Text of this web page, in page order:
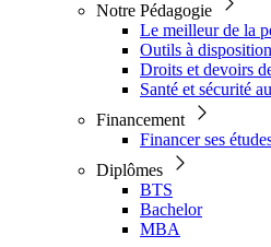
Notre Pédagogie
Le meilleur de la
Outils à disposition
Droits et devoirs
Santé et sécurité
Financement
Financer ses
Diplômes
BTS
Bachelor
MBA